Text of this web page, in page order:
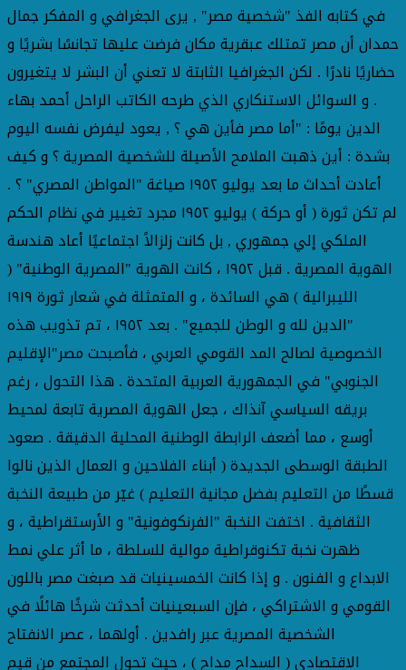
في كتابه الفذ "شخصية مصر" , يرى الجغرافي و المفكر جمال
حمدان أن مصر تمتلك عبقرية مكان فرضت عليها تجانسًا بشريًا و
حضاريًا نادرًا . لكن الجغرافيا الثابتة لا تعني أن البشر لا يتغيرون
. و السوائل الاستنكاري الذي طرحه الكاتب الراحل أحمد بهاء
الدين يومًا : "أما مصر فأين هي ؟ , يعود ليفرض نفسه اليوم
بشدة : أين ذهبت الملامح الأصيلة للشخصية المصرية ؟ و كيف
أعادت أحداث ما بعد يوليو ١٩٥٢ صياغة "المواطن المصري" ؟ .
لم تكن ثورة ( أو حركة ) يوليو ١٩٥٢ مجرد تغيير في نظام الحكم
الملكي إلي جمهوري , بل كانت زلزالاً اجتماعيًا أعاد هندسة
الهوية المصرية . قبل ١٩٥٢ ، كانت الهوية "المصرية الوطنية" (
الليبرالية ) هي السائدة ، و المتمثلة في شعار ثورة ١٩١٩
"الدين لله و الوطن للجميع" . بعد ١٩٥٢ ، تم تذويب هذه
الخصوصية لصالح المد القومي العربي ، فأصبحت مصر"الإقليم
الجنوبي" في الجمهورية العربية المتحدة . هذا التحول ، رغم
بريقه السياسي آنذاك ، جعل الهوية المصرية تابعة لمحيط
أوسع ، مما أضعف الرابطة الوطنية المحلية الدقيقة . صعود
الطبقة الوسطى الجديدة ( أبناء الفلاحين و العمال الذين نالوا
قسطًا من التعليم بفضل مجانية التعليم ) غيٓر من طبيعة النخبة
الثقافية . اختفت النخبة "الفرنكوفونية" و الأرستقراطية ، و
ظهرت نخبة تكنوقراطية موالية للسلطة ، ما أثر علي نمط
الابداع و الفنون . و إذا كانت الخمسينيات قد صبغت مصر باللون
القومي و الاشتراكي ، فإن السبعينيات أحدثت شرخًا هائلًا في
الشخصية المصرية عبر رافدين . أولهما ، عصر الانفتاح
الاقتصادي ( السداح مداح ) ، حيث تحول المجتمع من قيم